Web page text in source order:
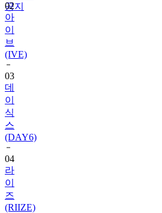
공지
02
아
이
브
(IVE)
03
데
이
식
스
(DAY6)
04
라
이
즈
(RIIZE)